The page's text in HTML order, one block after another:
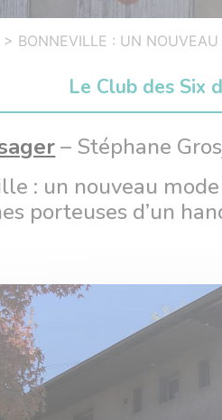
> BONNEVILLE : UN NOUVEAU
Le Club des Six
– Stéphane
: un nouveau
porteuses d’un